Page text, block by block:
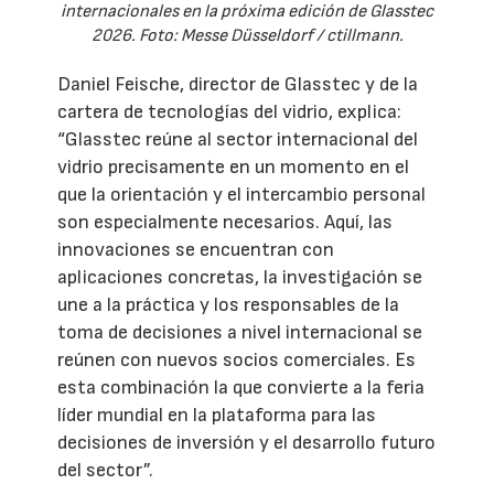
internacionales en la próxima edición de Glasstec
2026. Foto: Messe Düsseldorf / ctillmann.
Daniel Feische, director de Glasstec y de la
cartera de tecnologías del vidrio, explica:
“Glasstec reúne al sector internacional del
vidrio precisamente en un momento en el
que la orientación y el intercambio personal
son especialmente necesarios. Aquí, las
innovaciones se encuentran con
aplicaciones concretas, la investigación se
une a la práctica y los responsables de la
toma de decisiones a nivel internacional se
reúnen con nuevos socios comerciales. Es
esta combinación la que convierte a la feria
líder mundial en la plataforma para las
decisiones de inversión y el desarrollo futuro
del sector”.